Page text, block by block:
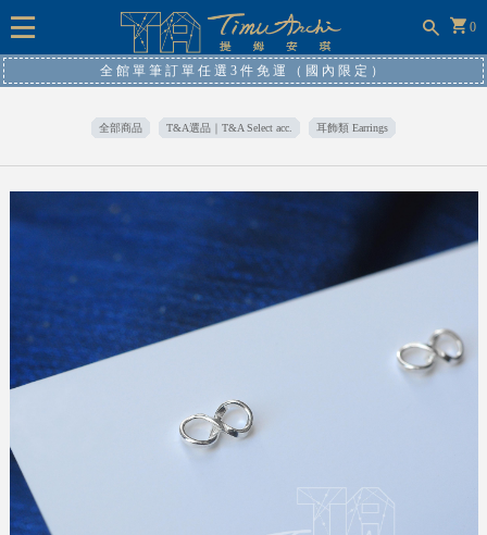
0
全館單筆訂單任選3件免運（國內限定）
全部商品 T&A選品｜T&A Select acc. 耳飾類 Earrings